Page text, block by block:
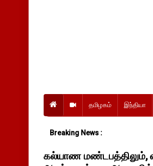
தமிழகம் இந்தியா
Breaking News :
கல்யாண மண்டபத்திலும்,